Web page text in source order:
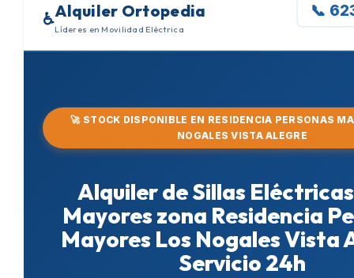
♿Alquiler Ortopedia
Líderes en Movilidad Eléctrica
📞
🚀 STOCK DISPONIBLE EN RESIDENCIA PERSONAS
NOGALES VISTA ALEGRE
Alquiler de Sillas
Mayores zona Residencia
Mayores Los Nogales Vista
Servicio 24h